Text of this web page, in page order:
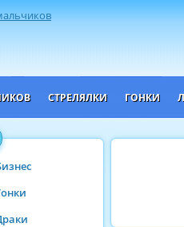
СТРЕЛЯЛКИ ГОНКИ